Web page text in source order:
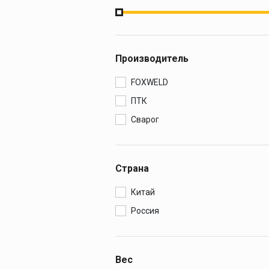
Производитель
FOXWELD
ПТК
Сварог
Страна
Китай
Россия
Вес